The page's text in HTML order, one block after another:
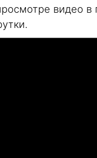
видео в